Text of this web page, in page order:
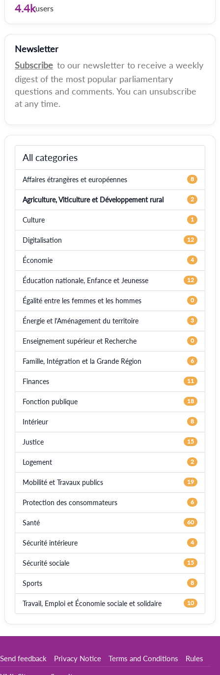
4.4kusers
Newsletter
Subscribe to our newsletter to receive a weekly
digest of the most popular parliamentary
questions and comments. You can unsubscribe
at any time.
All categories
Affaires étrangères et européennes 8
Agriculture, Viticulture et Développement rural 2
Culture 1
Digitalisation 12
Économie 4
Éducation nationale, Enfance et Jeunesse 12
Égalité entre les femmes et les hommes 0
Énergie et l'Aménagement du territoire 3
Enseignement supérieur et Recherche 0
Famille, Intégration et la Grande Région 6
Finances 11
Fonction publique 18
Intérieur 8
Justice 15
Logement 2
Mobilité et Travaux publics 19
Protection des consommateurs 6
Santé 60
Sécurité intérieure 4
Sécurité sociale 15
Sports 8
Travail, Emploi et Économie sociale et solidaire 10
Send feedback Privacy Notice Terms and Conditions Rules